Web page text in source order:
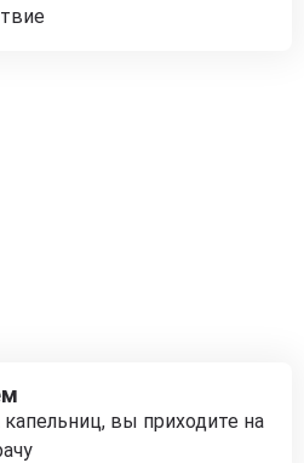
вы приходите на